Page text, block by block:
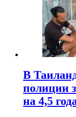
В
полиции
на 4,5